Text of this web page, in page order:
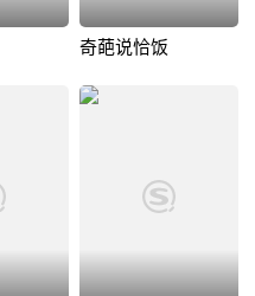
奇葩说恰饭